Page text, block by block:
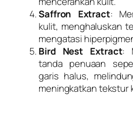
Saffron Extract:
kulit, menghaluskan
mengatasi
Bird Nest Extract:
tanda penuaan
garis halus,
meningkatkan tekstur